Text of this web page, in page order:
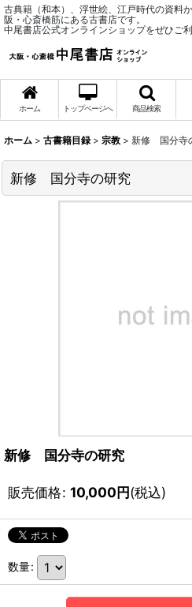
古典籍（和本）、浮世絵、江戸時代の資料
阪・心斎橋筋にある古書店です。
中尾書店公式オンラインショップをぜひご利
ホーム トップページへ 商品検索
ホーム > 古書籍目録 > 宗教 > 新修 国分寺
新修 国分寺の研究
新修 国分寺の研究
販売価格: 10,000円(税込)
数量: